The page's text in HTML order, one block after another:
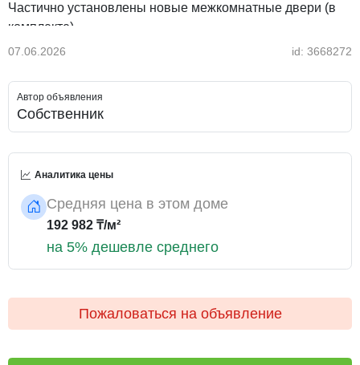
Частично установлены новые межкомнатные двери (в
комплекте)
Возможность сделать ремонт в остальных комнатах под
Квартира даёт отличную возможность не переплачивать
за чужой дизайн и реализовать собственные идеи.
07.06.2026 id: 3668272
Автор объявления
Собственник
Аналитика цены
Средняя цена в этом доме
192 982 ₸/м²
на 5% дешевле среднего
Пожаловаться на объявление